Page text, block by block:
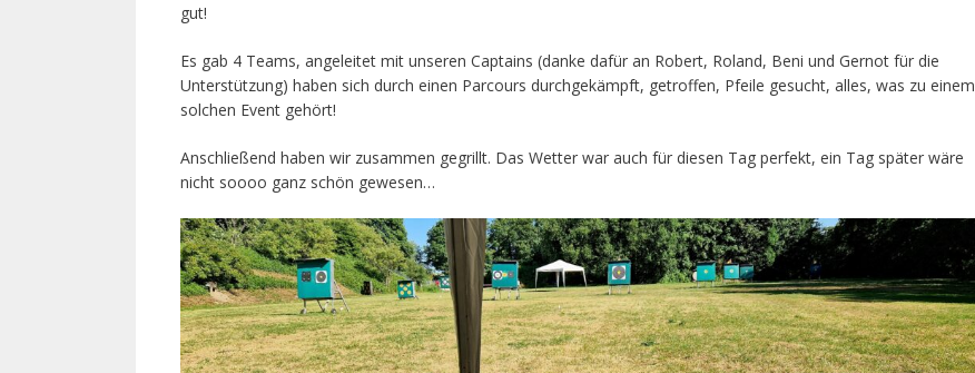
gut!
Es gab 4 Teams, angeleitet mit unseren Captains (danke dafür an Robert, Roland, Beni und Gernot für die
Unterstützung) haben sich durch einen Parcours durchgekämpft, getroffen, Pfeile gesucht, alles, was zu einem
solchen Event gehört!
Anschließend haben wir zusammen gegrillt. Das Wetter war auch für diesen Tag perfekt, ein Tag später wäre
nicht soooo ganz schön gewesen…